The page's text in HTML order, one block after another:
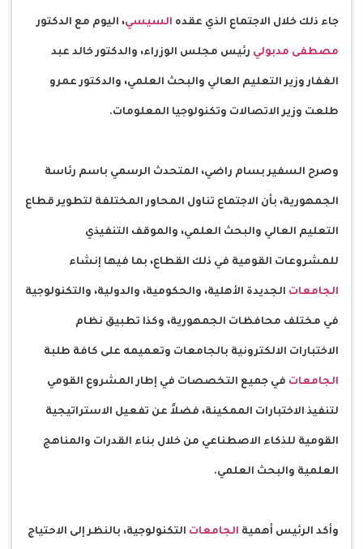
جاء ذلك خلال الاجتماع الذي عقده السيسي، اليوم مع الدكتور
مصطفى مدبولي رئيس مجلس الوزراء، والدكتور خالد عبد
الغفار وزير التعليم العالي والبحث العلمي، والدكتور عمرو
طلعت وزير الاتصالات وتكنولوجيا المعلومات.
وصرح السفير بسام راضي، المتحدث الرسمي باسم رئاسة
الجمهورية، بأن الاجتماع تناول المحاور المختلفة لتطوير قطاع
التعليم العالي والبحث العلمي، والموقف التنفيذي
للمشروعات القومية في ذلك القطاع، بما فيها إنشاء
الجامعات الجديدة الأهلية، والحكومية، والدولية، والتكنولوجية
في مختلف محافظات الجمهورية، وكذا تطبيق نظام
الاختبارات الالكترونية بالجامعات وتعميمه على كافة طلبة
الجامعات في جميع التخصصات في إطار المشروع القومي
لتنفيذ الاختبارات الممكينة، فضلاً عن تفعيل الاستراتيجية
القومية للذكاء الاصطناعي من خلال بناء القدرات والمناهج
العلمية والبحث العلمي.
وأكد الرئيس أهمية الجامعات التكنولوجية، بالنظر إلى الاحتياج